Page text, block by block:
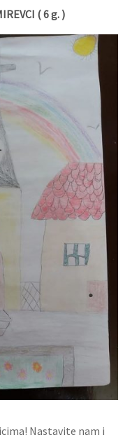
( 6 g. )
Nastavite nam i